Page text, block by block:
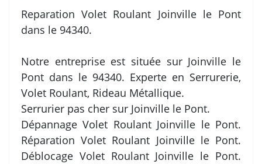
Reparation Volet Roulant Joinville le Pont
dans le 94340.
Notre entreprise est située sur Joinville le
Pont dans le 94340. Experte en Serrurerie,
Volet Roulant, Rideau Métallique.
Serrurier pas cher sur Joinville le Pont.
Dépannage Volet Roulant Joinville le Pont.
Réparation Volet Roulant Joinville le Pont.
Déblocage Volet Roulant Joinville le Pont.